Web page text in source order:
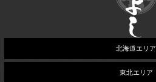
北海道エリア
東北エリア